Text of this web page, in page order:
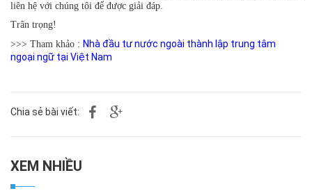
liên hệ với chúng tôi để được giải đáp.
Trân trọng!
>>> Tham khảo : Nhà đầu tư nước ngoài thành lập trung tâm
ngoại ngữ tại Việt Nam
Chia sẻ bài viết:
XEM NHIỀU